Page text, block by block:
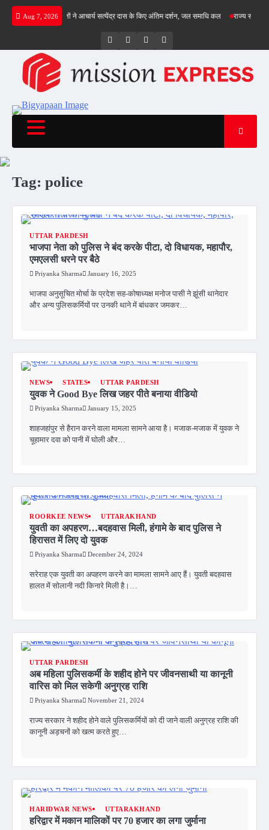
Skip
Aug 7, 2026
क्रीज पर संतों ने आचार्य सत्येंद्र दास के किए अंतिम दर्शन, जल समाधि कल राज्य सड़क सुरक्षा
Twitter FacebookLinkedIn
Tag: police
UTTAR PARDESH
भाजपा नेता को पुलिस ने बंद करके पीटा, दो विधायक, महापौर,
एमएलसी धरने पर बैठे
Priyanka Sharma January 16, 2025
भाजपा अनुसूचित मोर्चा के प्रदेश सह-कोषाध्यक्ष मनोज पासी ने झूंसी थानेदार
और अन्य पुलिसकर्मियों पर उनकी थाने में बांधकर जमकर…
NEWS STATES UTTAR PARDESH
युवक ने Good Bye लिख जहर पीते बनाया वीडियो
Priyanka Sharma January 15, 2025
शाहजहांपुर से हैरान करने वाला मामला सामने आया है। मजाक-मजाक में युवक ने
चूहामार दवा को पानी में घोली और…
ROORKEE NEWS UTTARAKHAND
युवती का अपहरण…बदहवास मिली, हंगामे के बाद पुलिस ने
हिरासत में लिए दो युवक
Priyanka Sharma December 24, 2024
सरेराह एक युवती का अपहरण करने का मामला सामने आए हैं। युवती बदहवास
हालत में सोलानी नदी किनारे मिली है।…
UTTAR PARDESH
अब महिला पुलिसकर्मी के शहीद होने पर जीवनसाथी या कानूनी
वारिस को मिल सकेगी अनुग्रह राशि
Priyanka Sharma November 21, 2024
राज्य सरकार ने शहीद होने वाले पुलिसकर्मियों को दी जाने वाली अनुग्रह राशि की
कानूनी अड़चनों को खत्म करते हुए…
HARIDWAR NEWS UTTARAKHAND
हरिद्वार में मकान मालिकों पर 70 हजार का लगा जुर्माना